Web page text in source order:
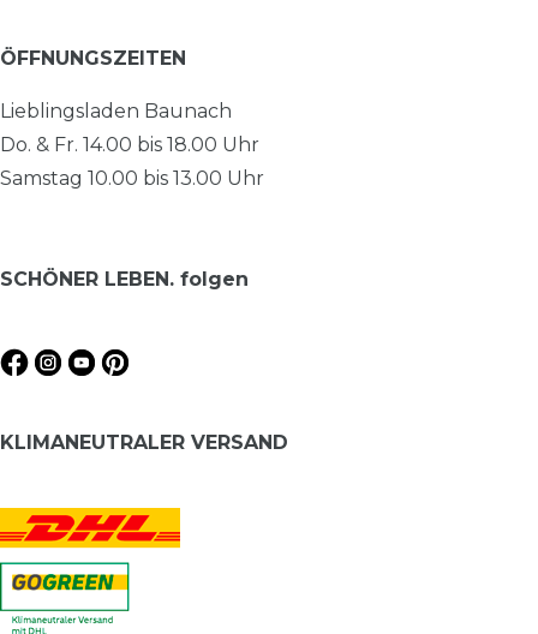
ÖFFNUNGSZEITEN
Lieblingsladen Baunach
Do. & Fr. 14.00 bis 18.00 Uhr
Samstag 10.00 bis 13.00 Uhr
SCHÖNER LEBEN. folgen
KLIMANEUTRALER VERSAND